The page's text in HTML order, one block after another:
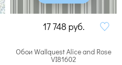
17 748 руб.
Обои Wallquest Alice and Rose
VI81602